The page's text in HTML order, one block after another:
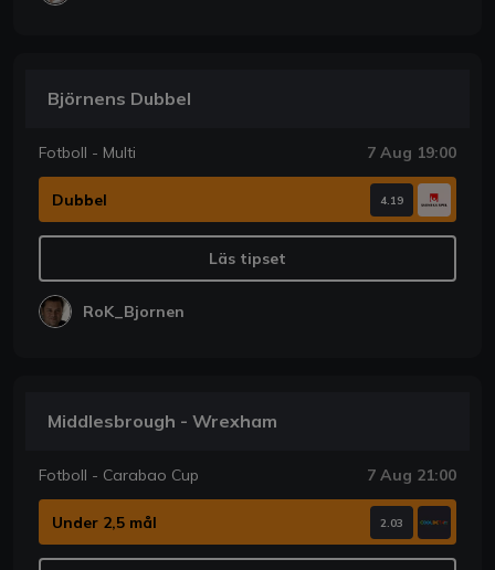
Björnens Dubbel
Fotboll - Multi 7 Aug 19:00
Dubbel 4.19
Läs tipset
RoK_Bjornen
Middlesbrough - Wrexham
Fotboll - Carabao Cup 7 Aug 21:00
Under 2,5 mål 2.03